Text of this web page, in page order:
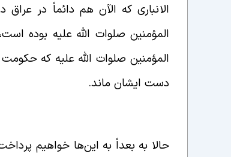
الانباری که الآن هم دائماً در
المؤمنین صلوات الله علیه بوده
المؤمنین صلوات الله علیه که
دست ایشان ماند.
حالا به بعداً به این‌ها خواهیم